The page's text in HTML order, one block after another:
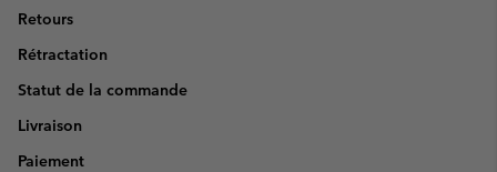
Retours
Rétractation
Statut de la commande
Livraison
Paiement